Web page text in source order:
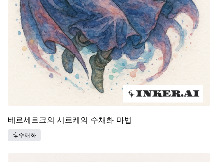
베르세르크의 시르케의 수채화 마법
수채화